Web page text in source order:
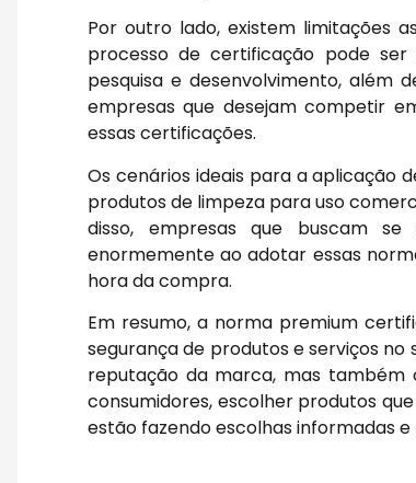
Por outro lado, existem limitações
processo de certificação pode ser
pesquisa e desenvolvimento, além
empresas que desejam competir
essas certificações.
Os cenários ideais para a aplicação
produtos de limpeza para uso
disso, empresas que buscam
enormemente ao adotar essas
hora da compra.
Em resumo, a norma premium
segurança de produtos e serviços
reputação da marca, mas também
consumidores, escolher produtos
estão fazendo escolhas informadas e